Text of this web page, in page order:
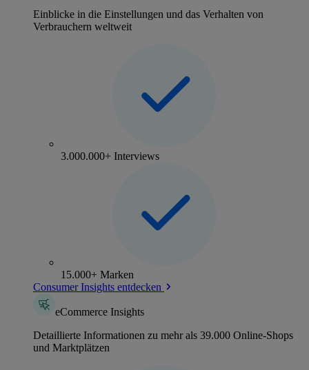
Einblicke in die Einstellungen und das Verhalten von
Verbrauchern weltweit
3.000.000+ Interviews
15.000+ Marken
Consumer Insights entdecken
eCommerce Insights
Detaillierte Informationen zu mehr als 39.000 Online-Shops
und Marktplätzen